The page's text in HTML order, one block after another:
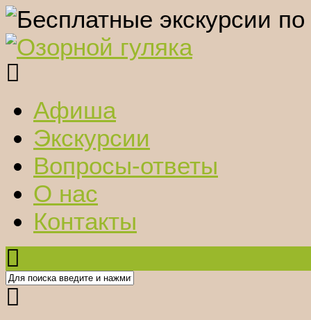
Афиша
Экскурсии
Вопросы-ответы
О нас
Контакты